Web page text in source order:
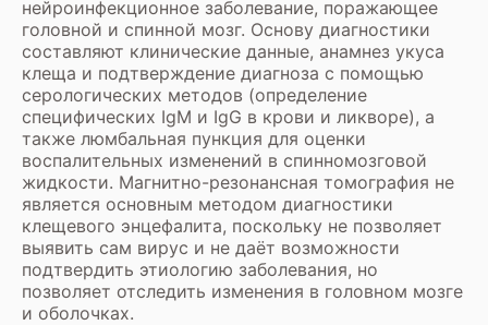
нейроинфекционное заболевание, поражающее
головной и спинной мозг. Основу диагностики
составляют клинические данные, анамнез укуса
клеща и подтверждение диагноза с помощью
серологических методов (определение
специфических IgM и IgG в крови и ликворе), а
также люмбальная пункция для оценки
воспалительных изменений в спинномозговой
жидкости. Магнитно-резонансная томография не
является основным методом диагностики
клещевого энцефалита, поскольку не позволяет
выявить сам вирус и не даёт возможности
подтвердить этиологию заболевания, но
позволяет отследить изменения в головном мозге
и оболочках.